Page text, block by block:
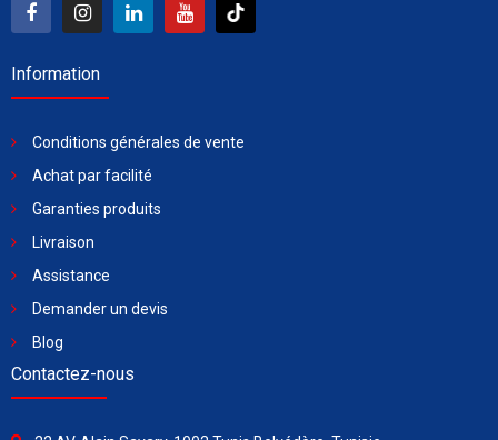
Information
Conditions générales de vente
Achat par facilité
Garanties produits
Livraison
Assistance
Demander un devis
Blog
Contactez-nous